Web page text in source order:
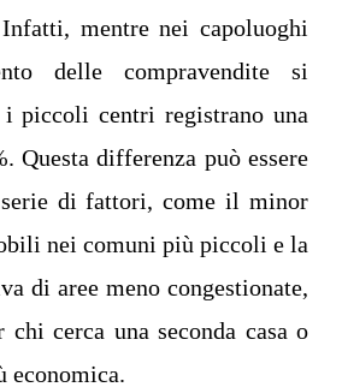
mentre nei capoluoghi
delle compravendite si
i piccoli centri registrano una
Questa differenza può essere
di fattori, come il minor
nei comuni più piccoli e la
di aree meno congestionate,
chi cerca una seconda casa o
economica.